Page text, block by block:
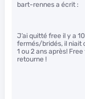
bart-rennes a écrit :
J’ai quitté free il y a
fermés/bridés, il niait
1 ou 2 ans après!
retourne !